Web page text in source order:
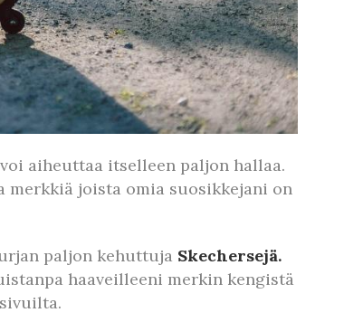
aiheuttaa itselleen paljon hallaa.
merkkiä joista omia suosikkejani on
paljon kehuttuja Skechersejä.
haaveilleeni merkin kengistä